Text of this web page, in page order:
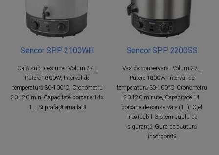
Sencor SPP 2100WH
Oală sub presiune - Volum 27L,
Putere 1800W, Interval de
temperatură 30-100°C, Cronometru
20-120 min, Capacitate borcane 14x
1L, Suprafață emailată
Sencor SPP 2200SS
Vas de conservare - Volum 27L,
Putere 1800W, Interval de
temperatură 30-100°C, Cronometru
20-120 minute, Capacitate 14
borcane de conservare (1L), Oțel
inoxidabil, Sistem dublu de
siguranță, Gura de băutură
încorporată